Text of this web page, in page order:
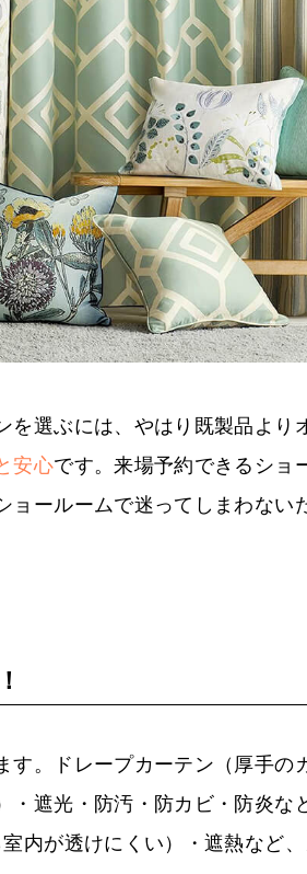
を選ぶには、やはり既製品より
安心です。来場予約できるショ
ールームで迷ってしまわない
す。ドレープカーテン（厚手の
・遮光・防汚・防カビ・防炎な
内が透けにくい）・遮熱など